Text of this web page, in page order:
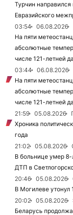
Турчин
Евразийского
03:54
06.08.2026
На пяти
абсолютные
числе 121-летней
03:44
06.08.2026
На пяти
абсолютные
числе 121-летней
21:59
05.08.2026
Хроника
года
21:02
05.08.2026
В больнице умер
ДТП в
20:46
05.08.2026
В Могилеве утонул
20:02
05.08.2026
Беларусь